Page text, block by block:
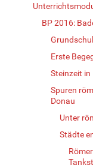
BP 2016:
Erste
Steinzeit
Spuren
Donau
Unter
Städte